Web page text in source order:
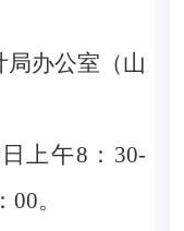
办公室（山
上午8：30-
。